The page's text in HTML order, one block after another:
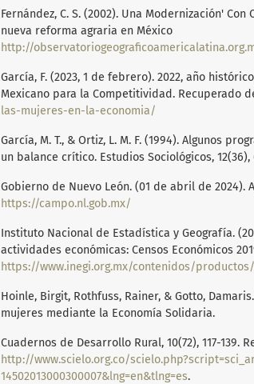
Fernández, C. S. (2002). Una Modernización'
nueva reforma agraria en México
http://observatoriogeograficoamericalatina.org.mx/
García, F. (2023, 1 de febrero). 2022, año
Mexicano para la Competitividad. Recuperado
las-mujeres-en-la-economia/
García, M. T., & Ortiz, L. M. F. (1994). Algunos
un balance crítico. Estudios Sociológicos, 12(36),
Gobierno de Nuevo León. (01 de abril de 2024).
https://campo.nl.gob.mx/
Instituto Nacional de Estadística y Geografía.
actividades económicas: Censos Económicos
https://www.inegi.org.mx/contenidos/productos/prod_serv/
Hoinle, Birgit, Rothfuss, Rainer, & Gotto,
mujeres mediante la Economía Solidaria.
Cuadernos de Desarrollo Rural, 10(72), 117-139.
http://www.scielo.org.co/
14502013000300007&lng=en&tlng=es.